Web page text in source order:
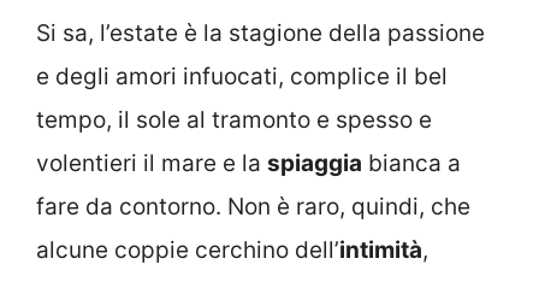
Si sa, l’estate è la stagione della passione
e degli amori infuocati, complice il bel
tempo, il sole al tramonto e spesso e
volentieri il mare e la spiaggia bianca a
fare da contorno. Non è raro, quindi, che
alcune coppie cerchino dell’intimità,